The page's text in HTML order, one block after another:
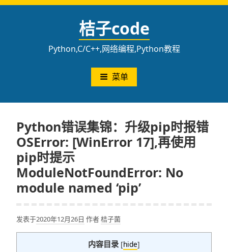
跳
桔子code
Python,C/C++,网络编程,Python教程
菜单
Python错误集锦：升级pip时报错
OSError: [WinError 17],再使用
pip时提示
ModuleNotFoundError: No
module named ‘pip’
发表于2020年12月26日 作者桔子菌
内容目录 [hide]